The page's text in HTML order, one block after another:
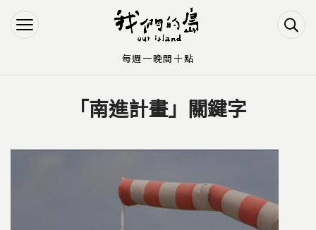
Jump to Navigation
Jump to Main content
「南進計畫」關鍵字
每週一晚間十點